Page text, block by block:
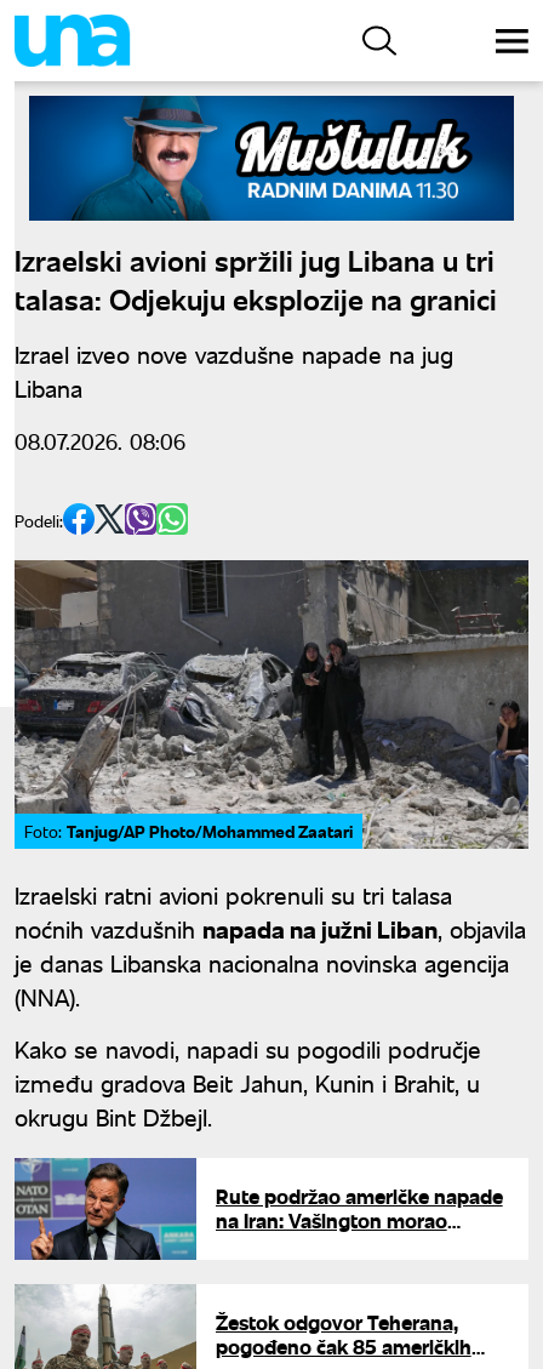
Izraelski avioni spržili jug Libana u tri
talasa: Odjekuju eksplozije na granici
Izrael izveo nove vazdušne napade na jug
Libana
08.07.2026. 08:06
Podeli:
Foto: Tanjug/AP Photo/Mohammed Zaatari
Izraelski ratni avioni pokrenuli su tri talasa
noćnih vazdušnih napada na južni Liban, objavila
je danas Libanska nacionalna novinska agencija
(NNA).
Kako se navodi, napadi su pogodili područje
između gradova Beit Jahun, Kunin i Brahit, u
okrugu Bint Džbejl.
Rute podržao američke napade
na Iran: Vašington morao
Žestok odgovor Teherana,
pogođeno čak 85 američkih